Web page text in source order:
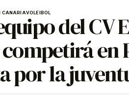
CANARIAVOLEIBOL del CV
por la